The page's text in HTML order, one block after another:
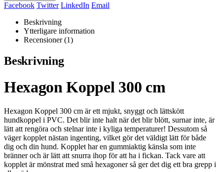
Facebook Twitter LinkedIn Email
Beskrivning
Ytterligare information
Recensioner (1)
Beskrivning
Hexagon Koppel 300 cm
Hexagon Koppel 300 cm är ett mjukt, snyggt och lättskött
hundkoppel i PVC. Det blir inte halt när det blir blött, surnar inte, är
lätt att rengöra och stelnar inte i kyliga temperaturer! Dessutom så
väger kopplet nästan ingenting, vilket gör det väldigt lätt för både
dig och din hund. Kopplet har en gummiaktig känsla som inte
bränner och är lätt att snurra ihop för att ha i fickan. Tack vare att
kopplet är mönstrat med små hexagoner så ger det dig ett bra grepp i